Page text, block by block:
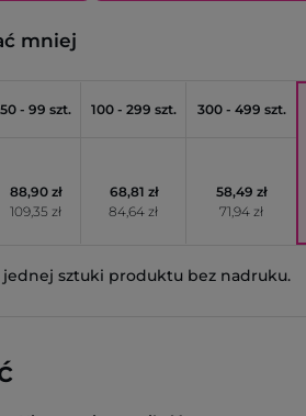
mniej
50 - 99 szt. 100 - 299 szt. 300 - 499 szt.
88,90 zł
109,35 zł
68,81 zł
84,64 zł
58,49 zł
71,94 zł
sztuki produktu bez nadruku.